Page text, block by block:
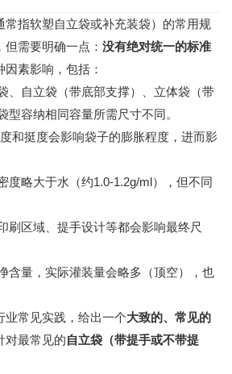
常指软塑自立袋或补充装袋）的常用规
需要明确一点： 没有绝对统一的标准
素影响，包括：
、自立袋（带底部支撑）、立体袋（带
型容纳相同容量所需尺寸不同。
和挺度会影响袋子的膨胀程度，进而影
度略大于水（约1.0-1.2g/ml），但不同
刷区域、提手设计等都会影响最终尺
含量，实际灌装量会略多（顶空），也
业常见实践，给出一个大致的、常见的
对最常见的自立袋（带提手或不带提